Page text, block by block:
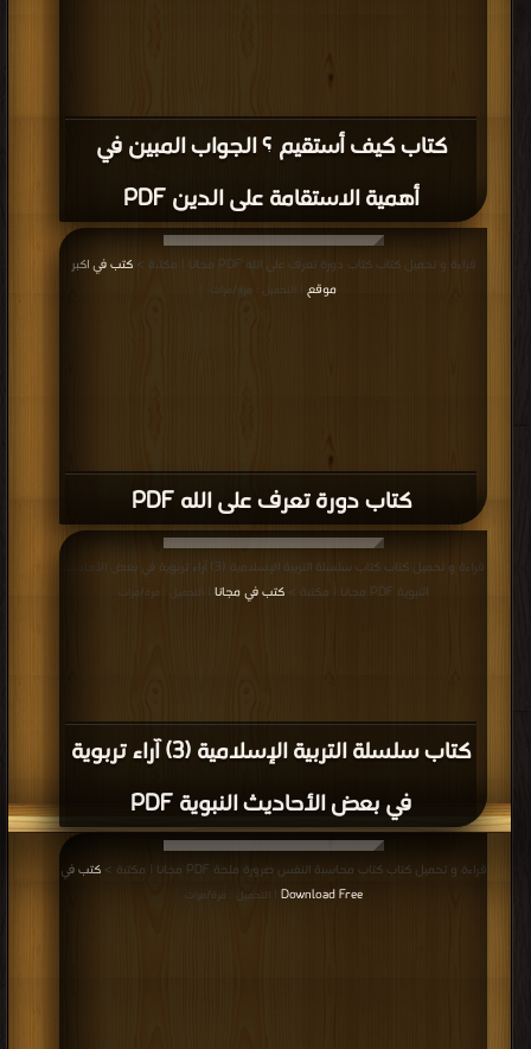
كتاب كيف أستقيم ؟ الجواب المبين في
أهمية الاستقامة على الدين PDF
كتاب دورة تعرف على الله PDF
قراءة و تحميل كتاب كتاب دورة تعرف على الله PDF مجانا | مكتبة >
كتب في اكبر
موقع
| التحميل : مرة/مرات
كتاب سلسلة التربية الإسلامية (3) آراء تربوية
في بعض الأحاديث النبوية PDF
قراءة و تحميل كتاب كتاب سلسلة التربية الإسلامية (3) آراء تربوية في بعض الأحاديث
النبوية PDF مجانا | مكتبة >
كتب في مجانا | التحميل : مرة/مرات
قراءة و تحميل كتاب كتاب محاسبة النفس ضرورة ملحة PDF مجانا | مكتبة >
كتب في
Download Free
| التحميل : مرة/مرات